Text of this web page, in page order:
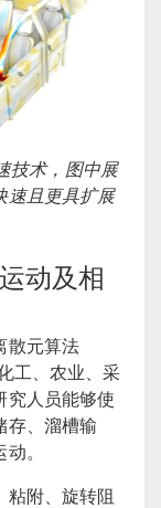
技术，图中展
速且更具扩展
动及相
散元算法
工、农业、采
究人员能够使
存、溜槽输
。
粘附、旋转阻